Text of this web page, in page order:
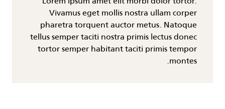
Vivamus eget mollis nostra ullam corper
pharetra torquent auctor metus. Natoque
tellus semper taciti nostra primis lectus donec
tortor semper habitant taciti primis tempor
montes.